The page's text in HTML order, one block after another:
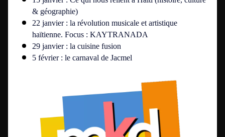
& géographie)
22 janvier : la révolution musicale et artistique
haïtienne. Focus : KAYTRANADA
29 janvier : la cuisine fusion
5 février : le carnaval de Jacmel